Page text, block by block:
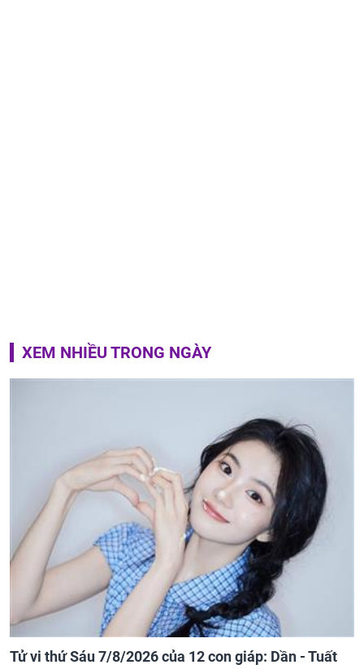
XEM NHIỀU TRONG NGÀY
Tử vi thứ Sáu 7/8/2026 của 12 con giáp: Dần - Tuất